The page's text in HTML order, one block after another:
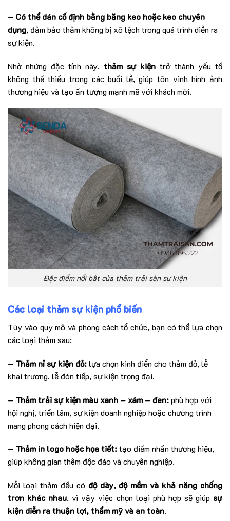
– Có thể dán cố định bằng băng keo hoặc keo chuyên
dụng, đảm bảo thảm không bị xô lệch trong quá trình diễn ra
sự kiện.
Nhờ những đặc tính này, thảm sự kiện trở thành yếu tố
không thể thiếu trong các buổi lễ, giúp tôn vinh hình ảnh
thương hiệu và tạo ấn tượng mạnh mẽ với khách mời.
Đặc điểm nổi bật của thảm trải sàn sự kiện
Các loại thảm sự kiện phổ biến
Tùy vào quy mô và phong cách tổ chức, bạn có thể lựa chọn
các loại thảm sau:
– Thảm nỉ sự kiện đỏ:lựa chọn kinh điển cho thảm đỏ, lễ
khai trương, lễ đón tiếp, sự kiện trọng đại.
– Thảm trải sự kiện màu xanh – xám – đen:phù hợp với
hội nghị, triển lãm, sự kiện doanh nghiệp hoặc chương trình
mang phong cách hiện đại.
– Thảm in logo hoặc họa tiết:tạo điểm nhấn thương hiệu,
giúp không gian thêm độc đáo và chuyên nghiệp.
Mỗi loại thảm đều có độ dày, độ mềm và khả năng chống
trơn khác nhau, vì vậy việc chọn loại phù hợp sẽ giúp sự
kiện diễn ra thuận lợi, thẩm mỹ và an toàn.